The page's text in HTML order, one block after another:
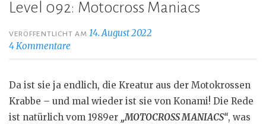
Level 092: Motocross Maniacs
VERÖFFENTLICHT AM14. August 2022
4 Kommentare
Da ist sie ja endlich, die Kreatur aus der Motokrossen
Krabbe – und mal wieder ist sie von Konami! Die Rede
ist natürlich vom 1989er „MOTOCROSS MANIACS“, was